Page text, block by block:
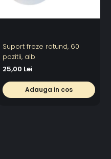
Suport freze rotund, 60
pozitii, alb
25,00 Lei
Adauga in cos